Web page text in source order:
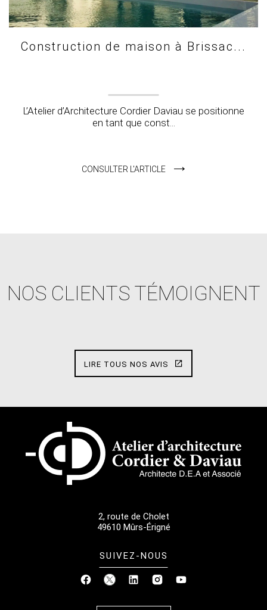
Construction de maison à Brissac...
L’Atelier d’Architecture Cordier Daviau se positionne
en tant que const...
CONSULTER L'ARTICLE
NOS CLIENTS TÉMOIGNENT
LIRE TOUS NOS AVIS
2, route de Cholet
49610 Mûrs-Érigné
SUIVEZ-NOUS